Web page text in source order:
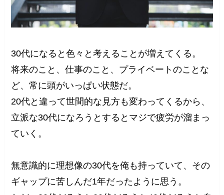
30代になると色々と考えることが増えてくる。
将来のこと、仕事のこと、プライベートのことな
ど、常に頭がいっぱい状態だ。
20代と違って世間的な見方も変わってくるから、
立派な30代になろうとするとマジで疲労が溜まっ
ていく。
無意識的に理想像の30代を俺も持っていて、その
ギャップに苦しんだ1年だったように思う。